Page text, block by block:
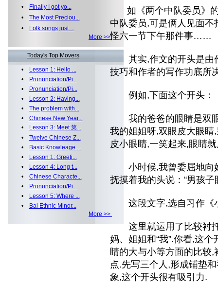
•
Finally I got yo...
• The Most Preciou...
•
Folk songs just ...
More >>
Today's Top Movers
•
Lesson 1: Hello ...
•
Pronunciation/Pi...
•
Pronunciation/Pi...
•
Lesson 2: Having...
• The problem with...
• Chinese New Year...
•
Lesson 3: Meet 第...
• Twelve Chinese Z...
•
Basic Knowleage ...
•
Lesson 1: Greeti...
•
Lesson 4: Long t...
• Chinese Characte...
•
Pronunciation/Pi...
•
Lesson 5: Where ...
•
Bai Ethnic Minor...
More >>
如《两个中队委员》
中队委员,可是俩人见面
怪六一节下午那件事……
其实,作文的开头是由
技巧和作者的写作功底所
例如,下面这个开头：
我的爸爸的眼睛是双眼
我的姐姐呀,双眼皮大眼
皮小眼睛,一笑起来,眼睛
小时候,我曾委屈地向妈
抚摸着我的头说：“男孩
这段文字,选自习作《
这里就运用了比较衬托
妈、姐姐和“我”.你看,这
睛的大与小等方面的比较,
点.先写三个人,形成铺垫
象,这个开头很有吸引力.